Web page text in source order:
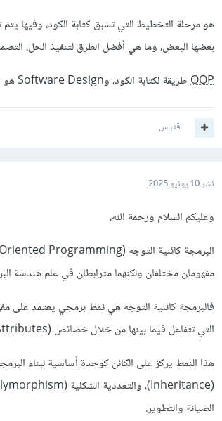
هو مرحلة التخطيط التي تسبق كتابة الكود، وفيها
بعضها البعض، وما هي أفضل الطرق لتنفيذ الحل.
OOPطريقة لكتابة الكود، وSoftware Design هو التخطيط العام لشكل البرنامج وتنظيمه.
اقتباس
نشر10 يونيو 2025
وعليكم السلام ورحمة الله،
البرمجة كائنية التوجه (
مفهومان مختلفان ولكنهما مترابطان في علم هندسة
فالبرمجة كائنية التوجه هي نمط برمجي يعتمد على
التي تتفاعل فيما بينها من خلال خصائص (Attributes) وسلوكيات (Methods).
الصيانة والتطوير.